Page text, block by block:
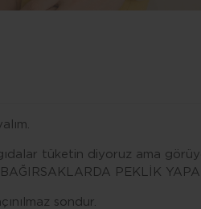
tüketin diyoruz ama
PEKLİK
sondur.